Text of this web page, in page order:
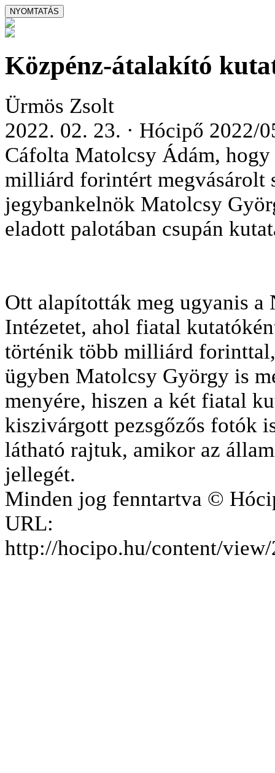
Közpénz-átalakító
Ürmös Zsolt
2022. 02. 23. · Hócipő 2022/
Cáfolta Matolcsy Ádám,
milliárd forintért megvásárolt
jegybankelnök Matolcsy
eladott palotában csupán
Ott alapították meg ugyanis
Intézetet, ahol fiatal
történik több milliárd
ügyben Matolcsy György is
menyére, hiszen a két fiatal
kiszivárgott pezsgőzős fotók
látható rajtuk, amikor az
jellegét.
Minden jog fenntartva ©
URL:
http://hocipo.hu/content/